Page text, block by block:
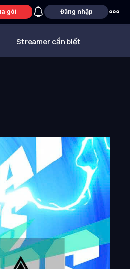
gói Đăng nhập
Streamer cần biết